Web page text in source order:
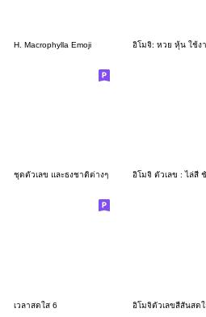
H. Macrophylla Emoji
ชุดตัวเลข และธงชาติต่างๆ
เวลาสดใส 6